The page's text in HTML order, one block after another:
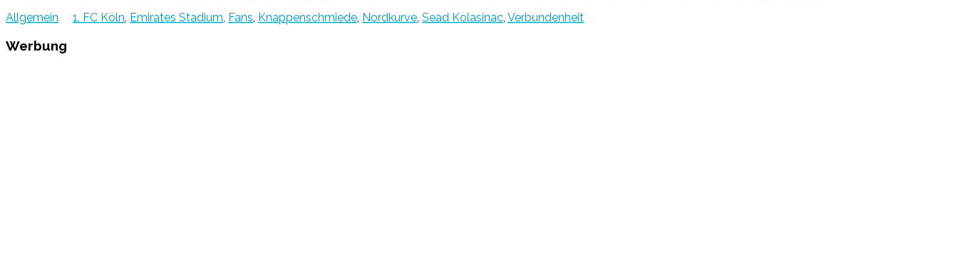
Allgemein
1. FC Köln, Emirates Stadium, Fans, Knappenschmiede, Nordkurve, Sead Kolasinac, Verbundenheit
Werbung